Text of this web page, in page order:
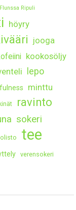
Flunssa Ripuli
höyry
jooga
kookosöljy
lepo
minttu
ravinto
sokeri
tee
verensokeri